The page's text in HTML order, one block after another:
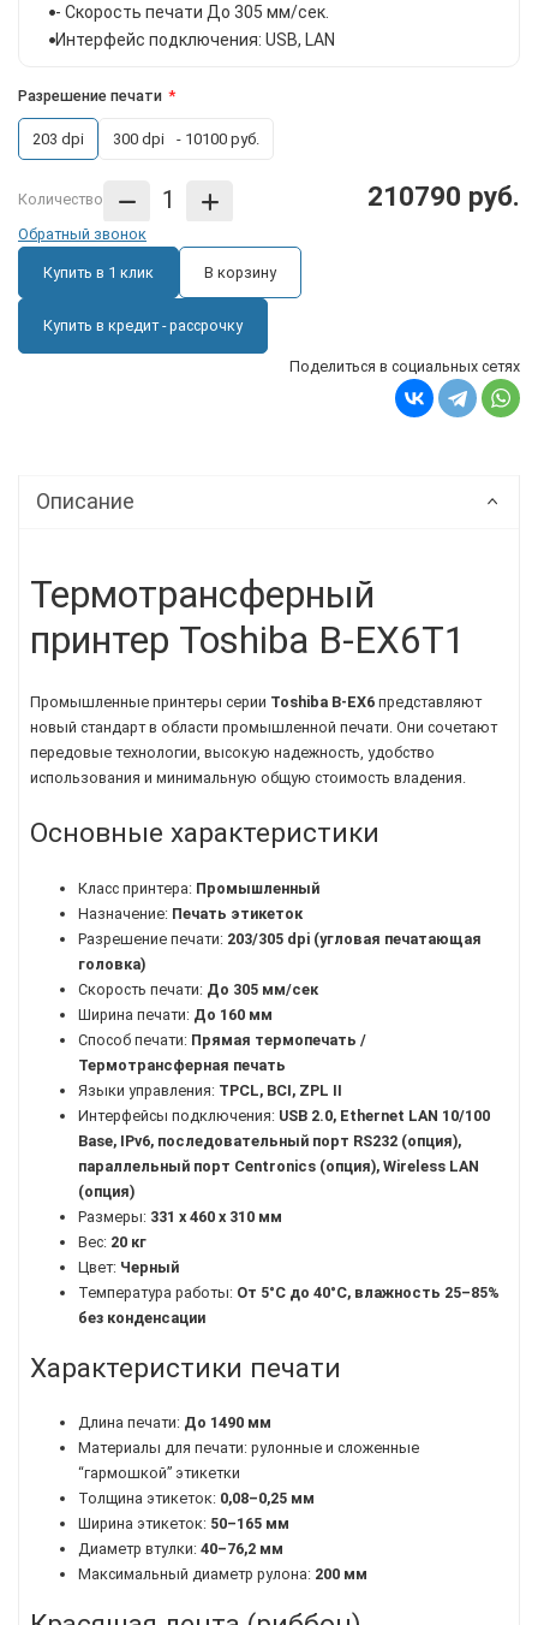
- Скорость печати До 305 мм/сек.
Интерфейс подключения: USB, LAN
Разрешение печати
203 dpi 300 dpi - 10100 руб.
Количество 210790 руб.
Обратный звонок
Купить в 1 клик В корзину
Купить в кредит - рассрочку
Поделиться в социальных сетях
Описание
Термотрансферный
принтер Toshiba B-EX6T1
Промышленные принтеры серии Toshiba B-EX6 представляют
новый стандарт в области промышленной печати. Они сочетают
передовые технологии, высокую надежность, удобство
использования и минимальную общую стоимость владения.
Основные характеристики
Класс принтера: Промышленный
Назначение: Печать этикеток
Разрешение печати: 203/305 dpi (угловая печатающая
головка)
Скорость печати: До 305 мм/сек
Ширина печати: До 160 мм
Способ печати: Прямая термопечать /
Термотрансферная печать
Языки управления: TPCL, BCI, ZPL II
Интерфейсы подключения: USB 2.0, Ethernet LAN 10/100
Base, IPv6, последовательный порт RS232 (опция),
параллельный порт Centronics (опция), Wireless LAN
(опция)
Размеры: 331 x 460 x 310 мм
Вес: 20 кг
Цвет: Черный
Температура работы: От 5°C до 40°C, влажность 25–85%
без конденсации
Характеристики печати
Длина печати: До 1490 мм
Материалы для печати: рулонные и сложенные
“гармошкой” этикетки
Толщина этикеток: 0,08–0,25 мм
Ширина этикеток: 50–165 мм
Диаметр втулки: 40–76,2 мм
Максимальный диаметр рулона: 200 мм